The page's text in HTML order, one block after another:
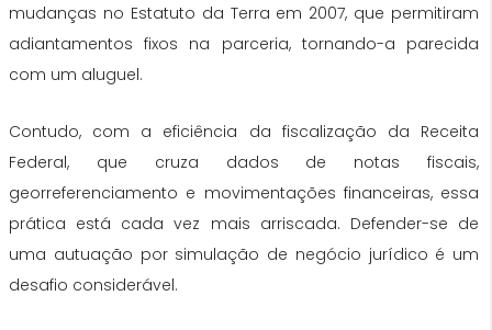
mudanças no Estatuto da Terra em 2007, que permitiram
adiantamentos fixos na parceria, tornando-a parecida
com um aluguel.
Contudo, com a eficiência da fiscalização da Receita
Federal, que cruza dados de notas fiscais,
georreferenciamento e movimentações financeiras, essa
prática está cada vez mais arriscada. Defender-se de
uma autuação por simulação de negócio jurídico é um
desafio considerável.